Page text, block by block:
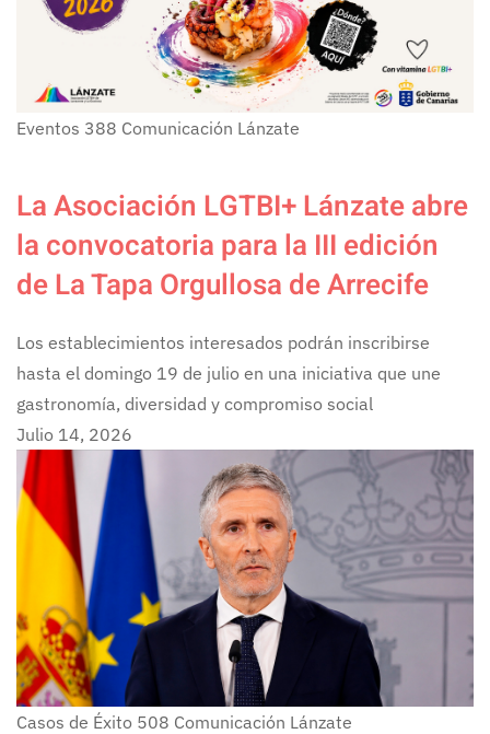
Eventos 388 Comunicación Lánzate
La Asociación LGTBI+ Lánzate abre
la convocatoria para la III edición
de La Tapa Orgullosa de Arrecife
Los establecimientos interesados podrán inscribirse
hasta el domingo 19 de julio en una iniciativa que une
gastronomía, diversidad y compromiso social
Julio 14, 2026
Casos de Éxito 508 Comunicación Lánzate